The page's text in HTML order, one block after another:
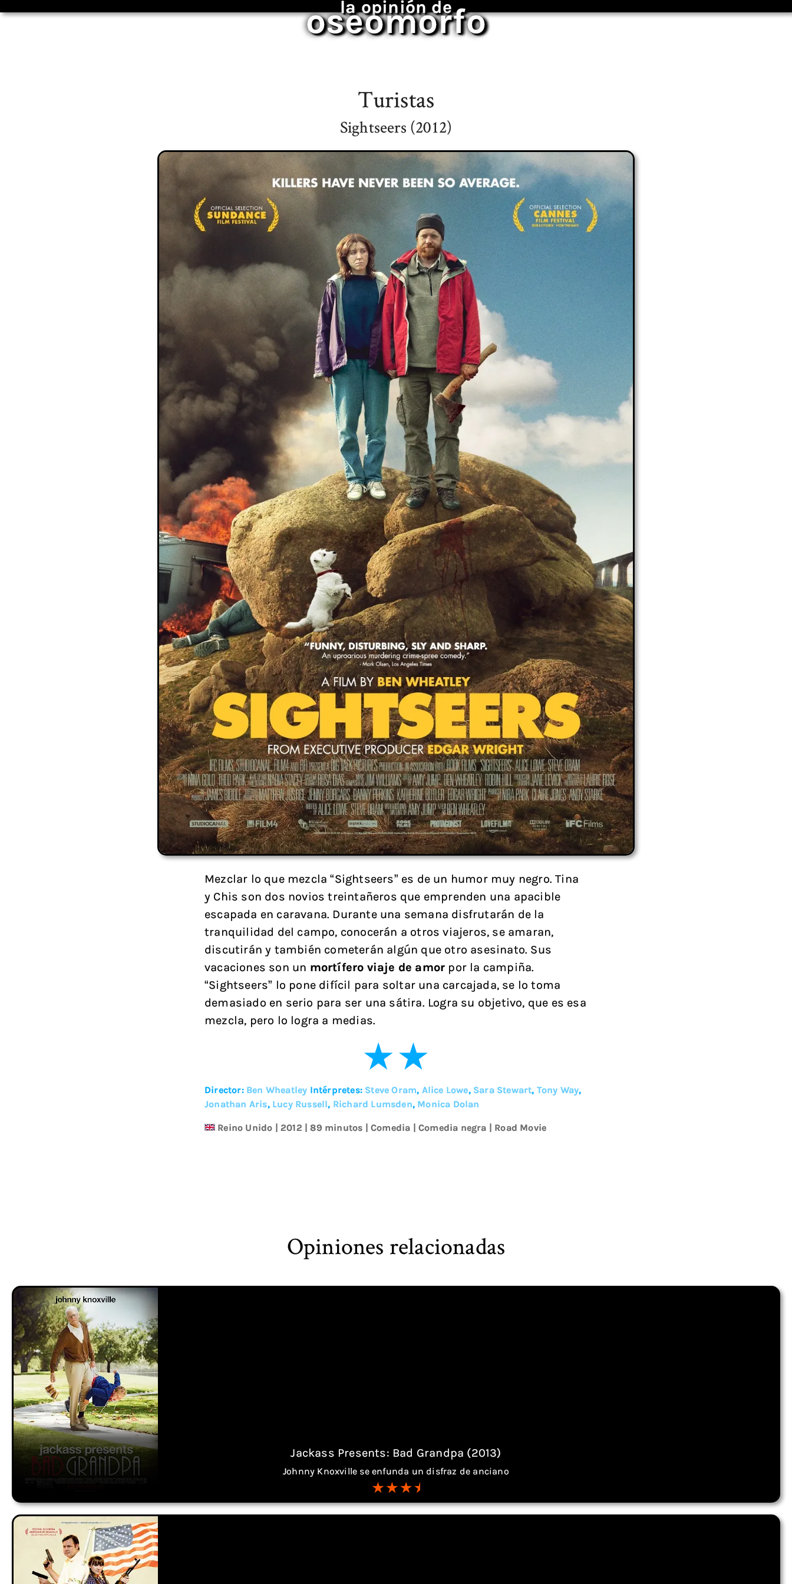
la opinión de
oseomorfo
Turistas
Sightseers (2012)
Mezclar lo que mezcla “Sightseers” es de un humor muy negro. Tina
y Chis son dos novios treintañeros que emprenden una apacible
escapada en caravana. Durante una semana disfrutarán de la
tranquilidad del campo, conocerán a otros viajeros, se amaran,
discutirán y también cometerán algún que otro asesinato. Sus
vacaciones son un mortífero viaje de amor por la campiña.
“Sightseers” lo pone difícil para soltar una carcajada, se lo toma
demasiado en serio para ser una sátira. Logra su objetivo, que es esa
mezcla, pero lo logra a medias.
Director: Ben Wheatley Intérpretes: Steve Oram, Alice Lowe, Sara Stewart, Tony Way,
Jonathan Aris, Lucy Russell, Richard Lumsden, Monica Dolan
Reino Unido |2012 | 89 minutos |Comedia |Comedia negra | Road Movie
Opiniones relacionadas
Jackass Presents: Bad Grandpa (2013)
Johnny Knoxville se enfunda un disfraz de anciano